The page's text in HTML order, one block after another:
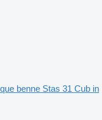
benne Stas 31 Cub in